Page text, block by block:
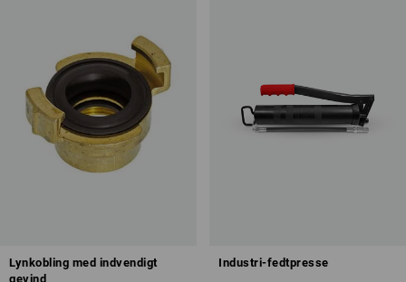
Lynkobling med indvendigt
gevind
Industri-fedtpresse